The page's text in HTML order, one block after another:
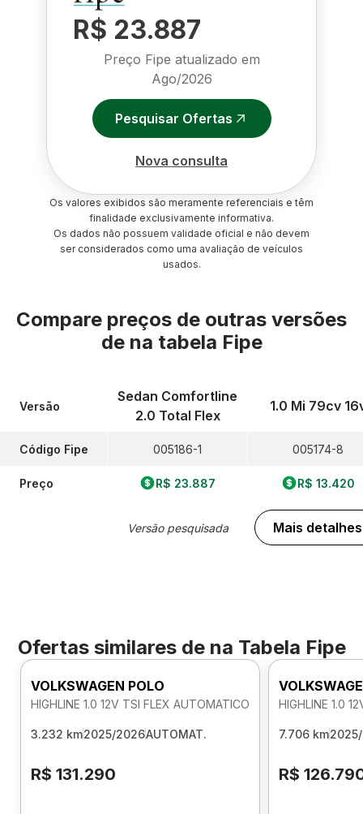
R$ 23.887
Preço Fipe atualizado em
Ago/2026
Pesquisar Ofertas
Nova consulta
Os valores exibidos são meramente referenciais e têm
finalidade exclusivamente informativa.
Os dados não possuem validade oficial e não devem
ser considerados como uma avaliação de veículos
usados.
Compare preços de outras versões
de na tabela Fipe
Versão
Código Fipe
Preço
Sedan Comfortline
2.0 Total Flex
005186-1
R$ 23.887
Versão pesquisada
1.0 Mi 79cv
005174-8
R$ 13.420
Mais detalhes
Ofertas similares de na Tabela Fipe
VOLKSWAGEN POLO
HIGHLINE 1.0 12V TSI FLEX AUTOMATICO
3.232 km2025/2026AUTOMAT.
R$ 131.290
HIGHLINE 1.0
7.706 km
R$